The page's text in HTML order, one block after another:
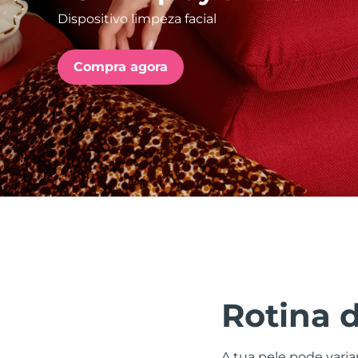
Dispositivo limpeza facial
Compra agora
Rotina
issa™ Teeth Whitening Set
FAQ™ Dual LED Panel
POPULAR